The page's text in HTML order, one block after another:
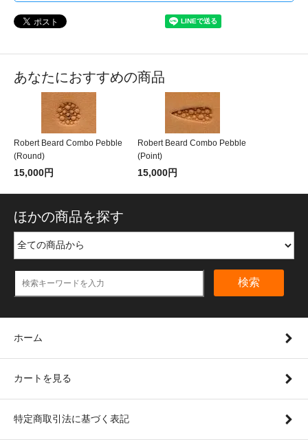
あなたにおすすめの商品
Robert Beard Combo Pebble
(Round)
15,000円
Robert Beard Combo Pebble
(Point)
15,000円
ほかの商品を探す
検索
ホーム
カートを見る
特定商取引法に基づく表記